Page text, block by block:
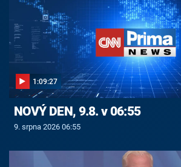
1:09:27
NOVÝ DEN, 9.8. v 06:55
9. srpna 2026 06:55